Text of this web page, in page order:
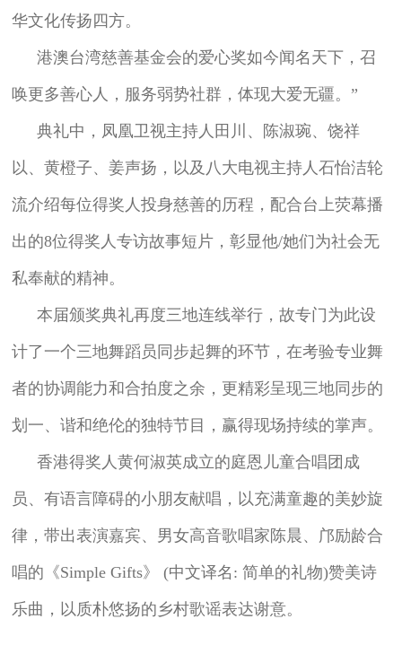
华文化传扬四方。
港澳台湾慈善基金会的爱心奖如今闻名天下，召
唤更多善心人，服务弱势社群，体现大爱无疆。”
典礼中，凤凰卫视主持人田川、陈淑琬、饶祥
以、黄橙子、姜声扬，以及八大电视主持人石怡洁轮
流介绍每位得奖人投身慈善的历程，配合台上荧幕播
出的8位得奖人专访故事短片，彰显他/她们为社会无
私奉献的精神。
本届颁奖典礼再度三地连线举行，故专门为此设
计了一个三地舞蹈员同步起舞的环节，在考验专业舞
者的协调能力和合拍度之余，更精彩呈现三地同步的
划一、谐和绝伦的独特节目，赢得现场持续的掌声。
香港得奖人黄何淑英成立的庭恩儿童合唱团成
员、有语言障碍的小朋友献唱，以充满童趣的美妙旋
律，带出表演嘉宾、男女高音歌唱家陈晨、邝励龄合
唱的《Simple Gifts》 (中文译名: 简单的礼物)赞美诗
乐曲，以质朴悠扬的乡村歌谣表达谢意。